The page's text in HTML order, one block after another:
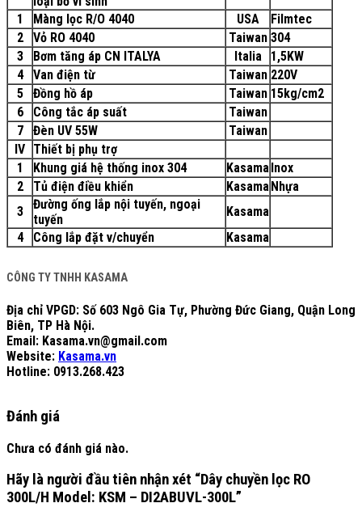
1
Màng lọc R/O 4040 USA
Filmtec
2
Vỏ RO 4040 Taiwan 304
3
Bơm tăng áp CN ITALYA Italia
1,5KW
4
Van điện từ Taiwan 220V
5
Đồng hồ áp Taiwan 15kg/cm2
6
Công tắc áp suất
Taiwan
7
Đèn UV 55W
Taiwan
IV Thiết bị phụ trợ
1
Khung giá hệ thống inox 304 Kasama Inox
2
Tủ điện điều khiển Kasama Nhựa
3
Đường ống lắp nội tuyến, ngoại
tuyến
Kasama
4
Công lắp đặt v/chuyển Kasama
CÔNG TY TNHH KASAMA
Địa chỉ VPGD: Số 603 Ngô Gia Tự, Phường Đức Giang, Quận Long
Biên, TP Hà Nội.
Email: Kasama.vn@gmail.com
Website: Kasama.vn
Hotline: 0913.268.423
Đánh giá
Chưa có đánh giá nào.
Hãy là người đầu tiên nhận xét “Dây chuyền lọc RO
300L/H Model: KSM – DI2ABUVL-300L”